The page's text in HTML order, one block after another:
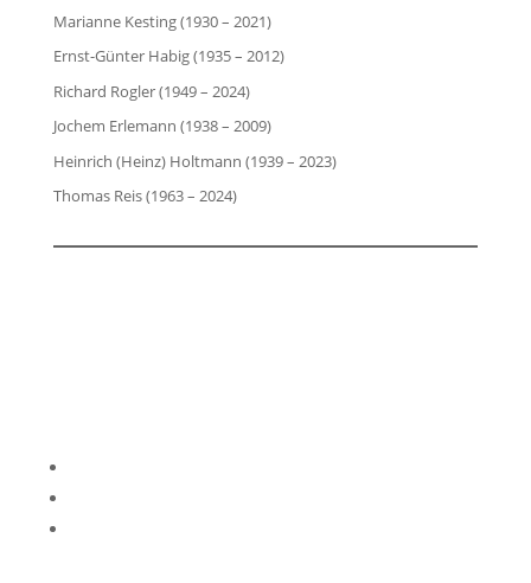
Marianne Kesting (1930 – 2021)
Ernst-Günter Habig (1935 – 2012)
Richard Rogler (1949 – 2024)
Jochem Erlemann (1938 – 2009)
Heinrich (Heinz) Holtmann (1939 – 2023)
Thomas Reis (1963 – 2024)